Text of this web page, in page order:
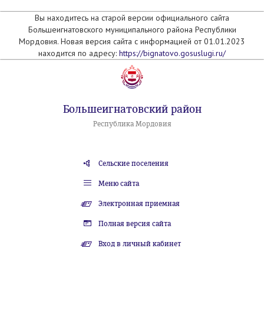
Вы находитесь на старой версии официального сайта
Большеигнатовского муниципального района Республики
Мордовия. Новая версия сайта с информацией от 01.01.2023
находится по адресу: https://bignatovo.gosuslugi.ru/
Большеигнатовский район
Республика Мордовия
Сельские поселения
Меню сайта
Электронная приемная
Полная версия сайта
Вход в личный кабинет